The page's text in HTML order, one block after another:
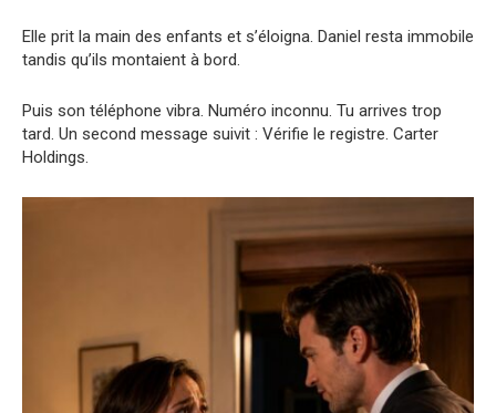
Elle prit la main des enfants et s’éloigna. Daniel resta immobile
tandis qu’ils montaient à bord.
Puis son téléphone vibra. Numéro inconnu. Tu arrives trop
tard. Un second message suivit : Vérifie le registre. Carter
Holdings.